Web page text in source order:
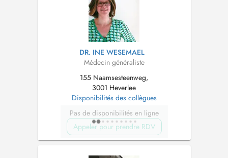
DR. INE WESEMAEL
Médecin généraliste
155 Naamsesteenweg,
3001 Heverlee
Disponibilités des collègues
Pas de disponibilités en ligne
Appeler pour prendre RDV